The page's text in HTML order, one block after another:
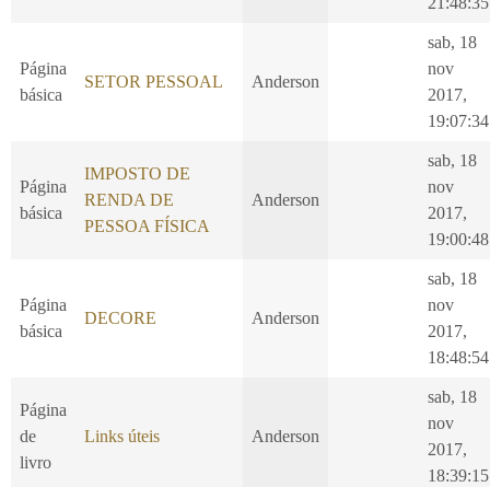
Página
básica
SETOR PESSOAL Anderson
sab, 18
nov
2017,
19:07:34
Página
básica
IMPOSTO DE
RENDA DE
PESSOA FÍSICA
Anderson
sab, 18
nov
2017,
19:00:48
Página
básica
DECORE Anderson
sab, 18
nov
2017,
18:48:54
Página
de
livro
Links úteis Anderson
sab, 18
nov
2017,
18:39:15